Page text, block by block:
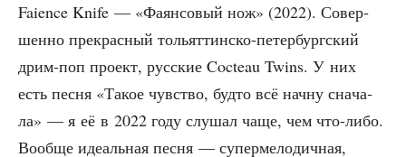
Faience Knife — «Фаян­со­вый нож» (2022). Совер­
шен­но пре­крас­ный тольят­тин­ско-петер­бург­ский
дрим-поп про­ект, рус­ские Cocteau Twins. У них
есть пес­ня «Такое чув­ство, буд­то всё нач­ну сна­ча­
ла» — я её в 2022 году слу­шал чаще, чем что-либо.
Вооб­ще иде­аль­ная пес­ня — супер­ме­ло­дич­ная,